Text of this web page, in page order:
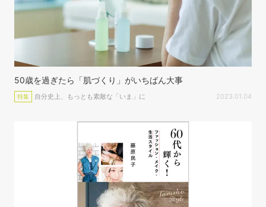
50歳を過ぎたら「肌づくり」がいちばん大事
特集 自分史上、もっとも素敵な「いま」に 2023.01.04